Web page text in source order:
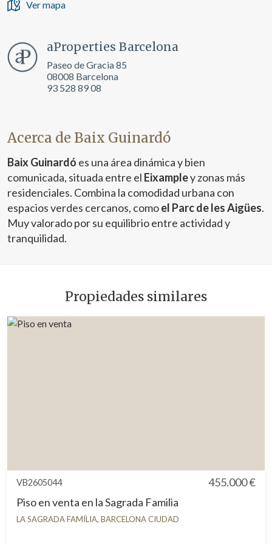
Ver mapa
aProperties Barcelona
Paseo de Gracia 85
08008 Barcelona
93 528 89 08
Acerca de Baix Guinardó
Baix Guinardó es una área dinámica y bien
comunicada, situada entre el Eixampley zonas más
residenciales. Combina la comodidad urbana con
espacios verdes cercanos, comoel Parc de les Aigües.
Muy valorado por su equilibrio entre actividad y
tranquilidad.
Propiedades similares
VB2605044
455.000 €
Piso en venta en la Sagrada Familia
LA SAGRADA FAMÍLIA, BARCELONA CIUDAD